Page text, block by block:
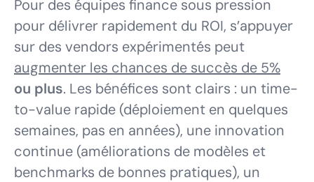
Pour des équipes finance sous pression
pour délivrer rapidement du ROI, s’appuyer
sur des vendors expérimentés peut
augmenter les chances de succès de 5%
ou plus. Les bénéfices sont clairs : un time-
to-value rapide (déploiement en quelques
semaines, pas en années), une innovation
continue (améliorations de modèles et
benchmarks de bonnes pratiques), un